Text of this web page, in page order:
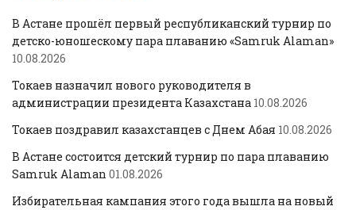
В Астане прошёл первый республиканский турнир по
детско-юношескому пара плаванию «Samruk Alaman»
10.08.2026
Токаев назначил нового руководителя в
администрации президента Казахстана 10.08.2026
Токаев поздравил казахстанцев с Днем Абая 10.08.2026
В Астане состоится детский турнир по пара плаванию
Samruk Alaman 01.08.2026
Избирательная кампания этого года вышла на новый